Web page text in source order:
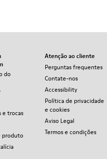
do
e trocas
produto
Atenção ao cliente
Perguntas frequentes
Contate-nos
Accessibility
Política de privacidade
e cookies
Aviso Legal
Termos e condições